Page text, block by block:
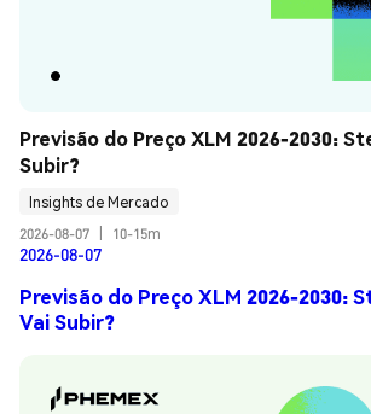
Previsão do Preço XLM 2026-2030:
Subir?
Insights de Mercado
2026-08-07
10-15m
2026-08-07
Previsão do Preço XLM 2026-2030:
Vai Subir?